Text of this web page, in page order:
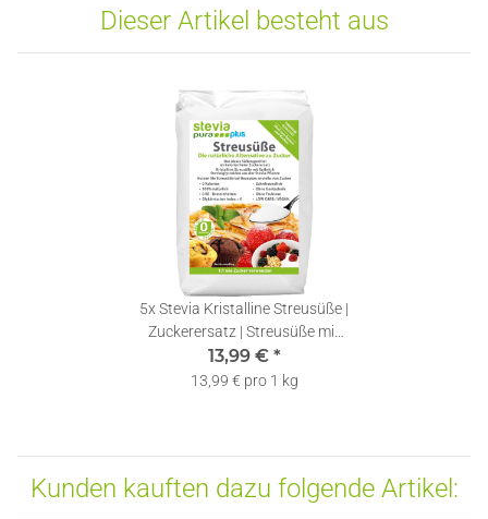
Dieser Artikel besteht aus
5xStevia Kristalline Streusüße |
Zuckerersatz | Streusüße mit
Erythrit und Stevia | 1kg
13,99 € *
13,99 € pro 1 kg
Kunden kauften dazu folgende Artikel: